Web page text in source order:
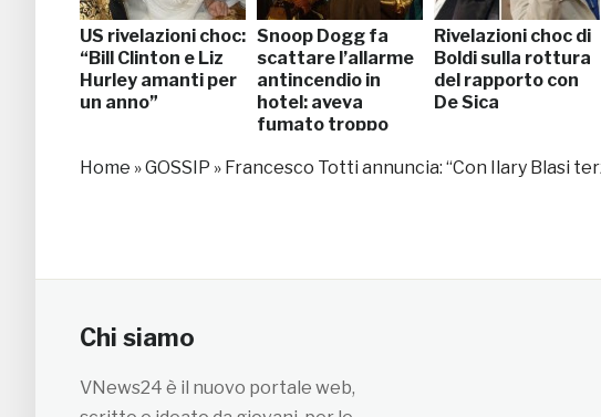
US rivelazioni choc:
“Bill Clinton e Liz
Hurley amanti per
un anno”
Snoop Dogg fa
scattare l’allarme
antincendio in
hotel: aveva
fumato troppo
Rivelazioni choc di
Boldi sulla rottura
del rapporto con
De Sica
Home »GOSSIP » Francesco Totti annuncia: “Con Ilary Blasi
Chi siamo
VNews24 è il nuovo portale web,